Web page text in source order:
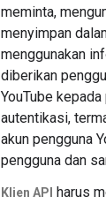
meminta,
menyimpan
menggunakan
diberikan
YouTube
autentikasi,
akun pengguna
pengguna dan
Klien API harus